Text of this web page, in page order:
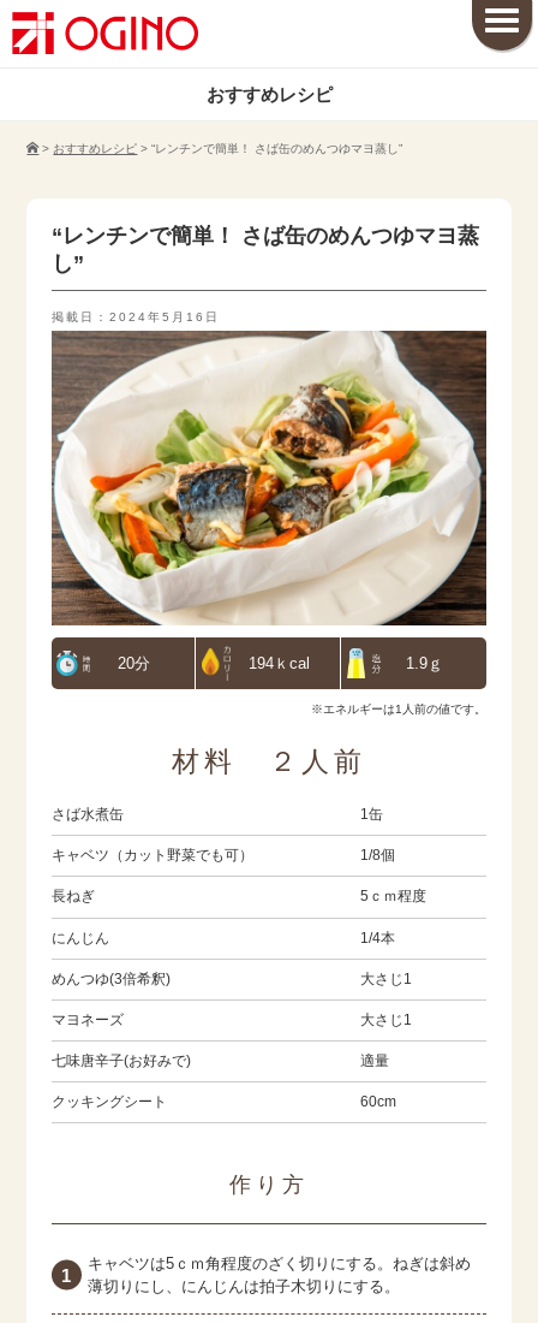
おすすめレシピ
> おすすめレシピ >“レンチンで簡単！ さば缶のめんつゆマヨ蒸し”
“レンチンで簡単！ さば缶のめんつゆマヨ蒸
し”
掲載日：2024年5月16日
20分 194ｋcal 1.9ｇ
※エネルギーは1人前の値です。
材料 ２人前
さば水煮缶 1缶
キャベツ（カット野菜でも可） 1/8個
長ねぎ 5ｃｍ程度
にんじん 1/4本
めんつゆ(3倍希釈) 大さじ1
マヨネーズ 大さじ1
七味唐辛子(お好みで) 適量
クッキングシート 60cm
作り方
キャベツは5ｃｍ角程度のざく切りにする。ねぎは斜め
薄切りにし、にんじんは拍子木切りにする。